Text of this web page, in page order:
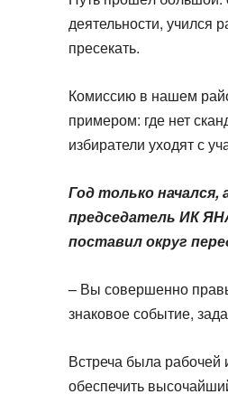
деятельности, учился
пресекать.
Комиссию в нашем
примером: где нет
избиратели уходят с
Год только
председатель ИК
поставил округ
– Вы совершенно
знаковое событие,
Встреча была рабочей
обеспечить